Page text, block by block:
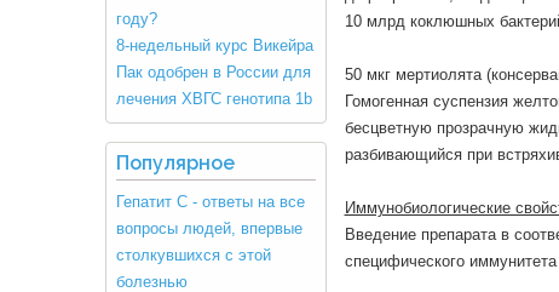
10 млрд коклюшных
50 мкг мертиолята
Гомогенная суспензия
бесцветную прозрачную
разбивающийся при
Иммунобиологические
Введение препарата в
специфического
году?
8-недельный курс Викейра
Пак одобрен в России для
лечения ХВГС генотипа 1b
Популярное
Гепатит С - ответы на все
вопросы людей, впервые
столкувшихся с этой
болезнью